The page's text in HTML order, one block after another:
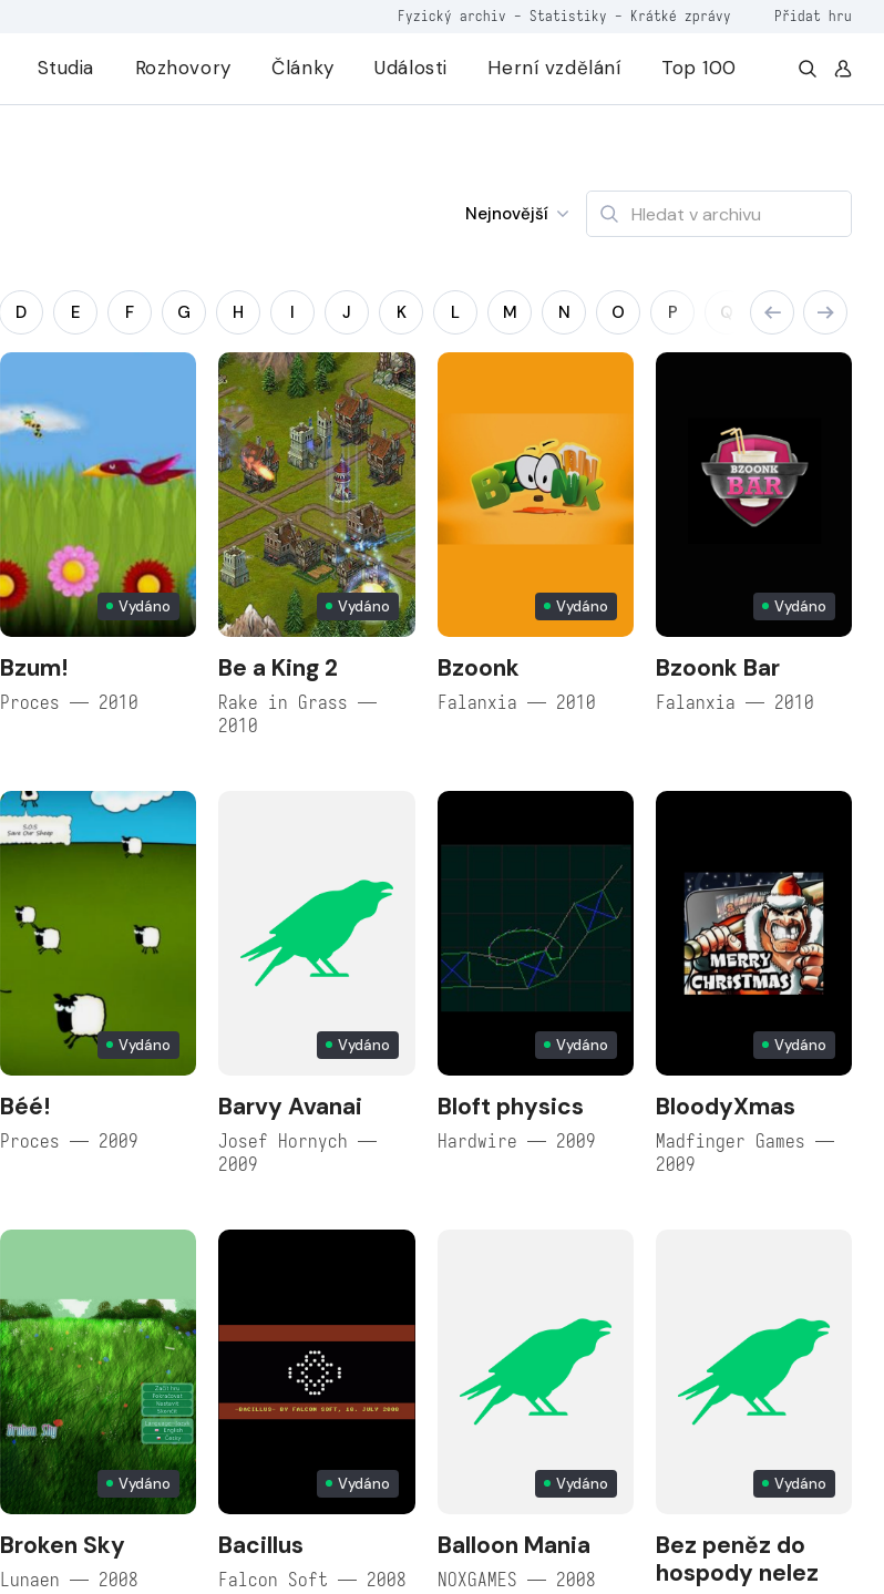
Fyzický archiv - Statistiky - Krátké zprávy Přidat hru
Studia Rozhovory Články Události Herní vzdělání Top 100
Nejnovější
D E F G H I J K L M N O P Q R S
Vydáno
Bzum!
Proces — 2010
Vydáno
Be a King 2
Rake in Grass —
2010
Vydáno
Bzoonk
Falanxia — 2010
Vydáno
Bzoonk Bar
Falanxia — 2010
Vydáno
Béé!
Proces — 2009
Vydáno
Barvy Avanai
Josef Hornych —
2009
Vydáno
Bloft physics
Hardwire — 2009
Vydáno
BloodyXmas
Madfinger Games —
2009
Vydáno
Broken Sky
Lunaen — 2008
Vydáno
Bacillus
Falcon Soft — 2008
Vydáno
Balloon Mania
NOXGAMES — 2008
Vydáno
Bez peněz do
hospody nelez